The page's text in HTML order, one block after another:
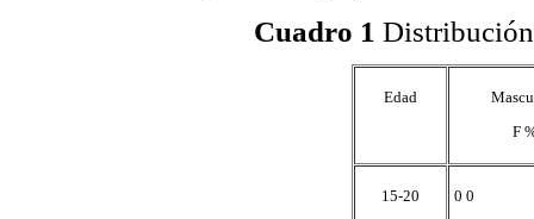
Cuadro 1 Distribución
Edad
F
15-20 0 0